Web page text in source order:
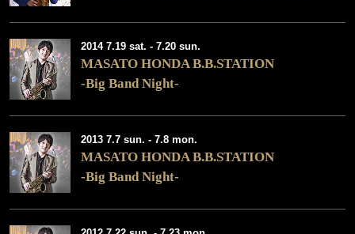
2014 7.19 sat. - 7.20 sun.
MASATO HONDA B.B.STATION
-Big Band Night-
2013 7.7 sun. - 7.8 mon.
MASATO HONDA B.B.STATION
-Big Band Night-